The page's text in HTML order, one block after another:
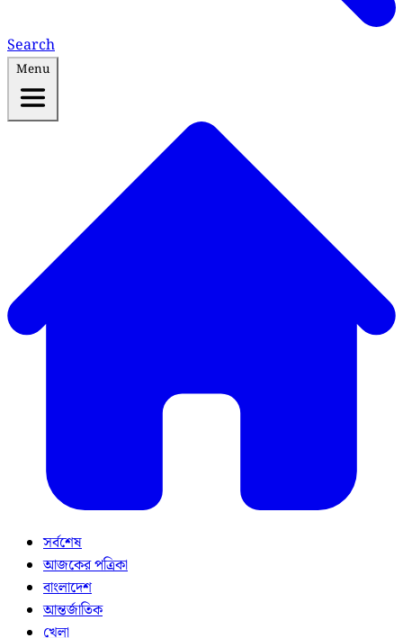
Search
Menu
সর্বশেষ
আজকের পত্রিকা
বাংলাদেশ
আন্তর্জাতিক
খেলা